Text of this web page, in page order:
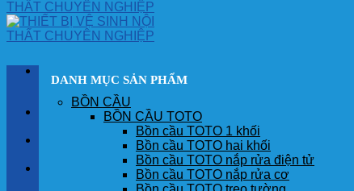
TRANG CHỦ
DANH MỤC SẢN PHẨM
BỒN CẦU
BỒN CẦU TOTO
Bồn cầu TOTO 1 khối
Bồn cầu TOTO hai khối
Bồn cầu TOTO nắp rửa điện tử
Bồn cầu TOTO nắp rửa cơ